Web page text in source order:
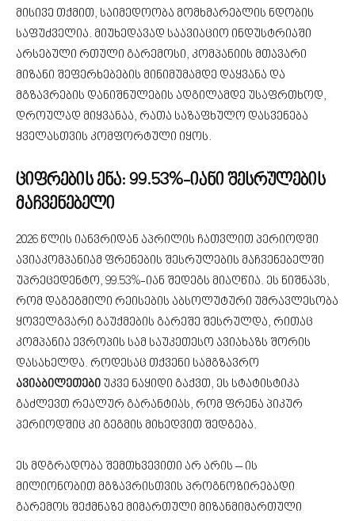
მისივე თქმით, საიმედოობა მომხმარებლის ნდობის
საფუძველია. მიუხედავად საავიაციო ინდუსტრიაში
არსებული რთული გარემოსი, კომპანიის მთავარი
მიზანი შეფერხებების მინიმუმამდე დაყვანა და
მგზავრების დანიშნულების ადგილამდე უსაფრთხოდ,
დროულად მიყვანაა, რათა საზაფხულო დასვენება
ყველასთვის კომფორტული იყოს.
ციფრების ენა: 99.53%-იანი შესრულების
მაჩვენებელი
2026 წლის იანვრიდან აპრილის ჩათვლით პერიოდში
ავიაკომპანიამ ფრენების შესრულების მაჩვენებელში
უპრეცედენტო, 99.53%-იან შედეგს მიაღწია. ეს ნიშნავს,
რომ დაგეგმილი რეისების აბსოლუტური უმრავლესობა
ყოველგვარი გაუქმების გარეშე შესრულდა, რითაც
კომპანია ევროპის სამ საუკეთესო ავიახაზს შორის
დასახელდა. როდესაც თქვენი სამგზავრო
ავიაბილეთები უკვე ნაყიდი გაქვთ, ეს სტატისტიკა
გაძლევთ რეალურ გარანტიას, რომ ფრენა პიკურ
პერიოდშიც კი გეგმის მიხედვით შედგება.
ეს მდგრადობა შემთხვევითი არ არის – ის
მილიონობით მგზავრისთვის პროგნოზირებადი
გარემოს შექმნაზე მიმართული მიზანმიმართული